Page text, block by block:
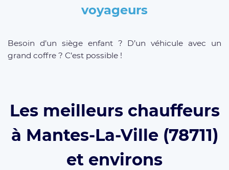
voyageurs
Besoin d’un siège enfant ? D’un véhicule avec un
grand coffre ? C’est possible !
Les meilleurs chauffeurs
à Mantes-La-Ville (78711)
et environs